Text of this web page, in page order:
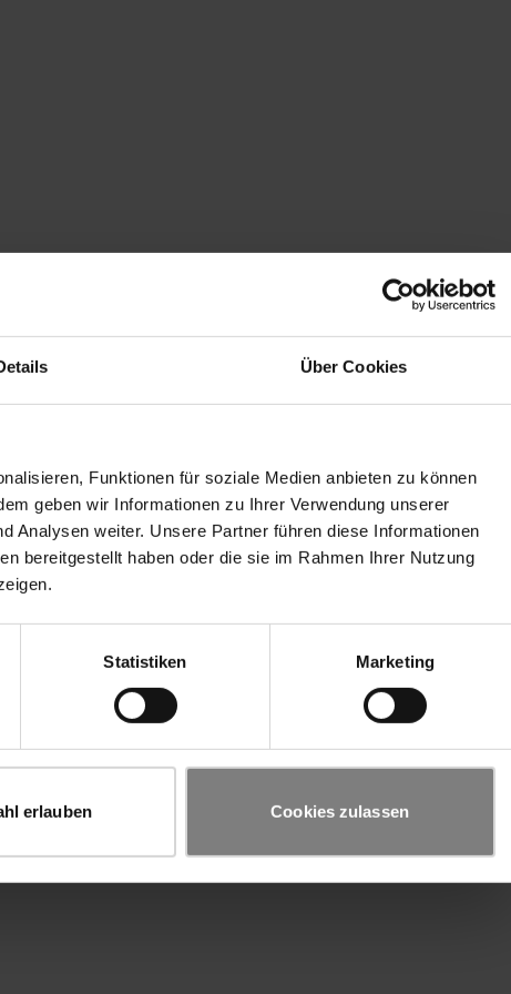
Über Cookies
Funktionen für soziale Medien anbieten zu können
geben wir Informationen zu Ihrer Verwendung unserer
Analysen weiter. Unsere Partner führen diese Informationen
bereitgestellt haben oder die sie im Rahmen Ihrer Nutzung
Statistiken Marketing
erlauben Cookies zulassen